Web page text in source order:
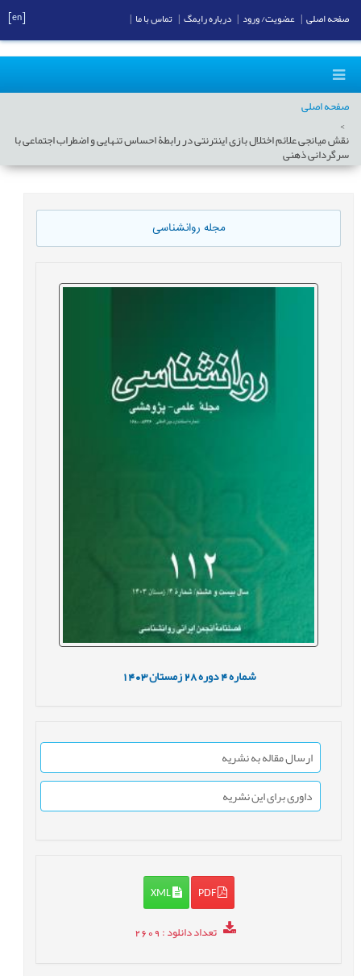
صفحه اصلی
نقش میانجی علائم اختلال بازی اینترنتی در رابطۀ احساس تنهایی و اضطراب اجتماعی با
سرگردانی ذهنی
مجله روانشناسی
شماره4 دوره28 زمستان1403
ارسال مقاله به نشریه
داوری برای این نشریه
PDF
XML
تعداد دانلود: 2609
صفحه اصلی عضویت/ ورود درباره رایمگ تماس با ما